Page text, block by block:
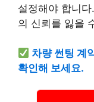
설정해야 합니
의 신뢰를 잃을
차량 썬팅 계
확인해 보세요.